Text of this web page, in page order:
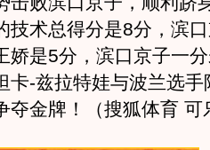
技术总得分是8分，滨
娇是5分，滨口京子一
卡-兹拉特娃与波兰选手
夺金牌！（搜狐体育 可